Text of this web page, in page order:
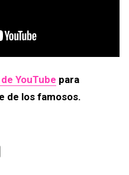
YouTube para
de los famosos.